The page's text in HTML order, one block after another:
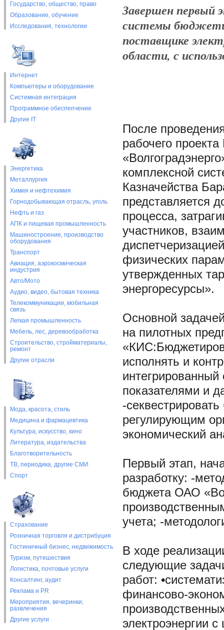
Государство, общество, право
Образование, обучение
Исследования, технологии
Интернет
Компьютеры и оборудование
Системная интеграция
Программное обеспепчение
Другие IT
Энергетика
Металлургия
Химия и нефтехимия
Горнодобывающая отрасль, уголь
Нефть и газ
АПК и пищевая промышленность
Машиностроение, производство
оборудования
Транспорт
Авиация, аэрокосмическая
индустрия
Авто/Мото
Аудио, видео, бытовая техника
Телекоммуникации, мобильная
связь
Легкая промышленность
Мебель, лес, деревообработка
Строительство, стройматериалы,
ремонт
Другие отрасли
Мода, красота, стиль
Медицина и фармацевтика
Культура, искусство, кино
Литература, издательства
Благотворительность
ТВ, периодика, другие СМИ
Спорт
Страхование
Розничная торговля и дистрибуция
Гостиничный бизнес, недвижимость
Туризм, путешествия
Логистика, почтовые услуги
Консалтинг, аудит
Реклама и PR
Мероприятия, вечеринки,
развлечения
Другие услуги
Завершен первый
системы
поставщике
области, с
После
рабочего
комплексной
Казначейства
представляется
процесса,
участников,
физических
утвержденных
энергоресурсы».
Основной
на пилотных
исполнять и
интегрированный
показателями и
-
регулирующим
экономический
Первый этап,
разработку: -
бюджета ОАО
учета; -
В ходе
следующие
работ:
финансово-
электроэнергии